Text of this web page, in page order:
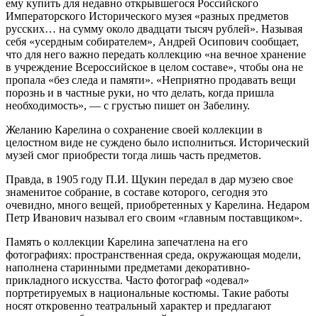
ему купить для недавно открывшегося Российского
Императорского Исторического музея «разных предметов
русских… на сумму около двадцати тысяч рублей». Называя
себя «усердным собирателем», Андрей Осипович сообщает,
что для него важно передать коллекцию «на вечное хранение
в учреждение Всероссийское в целом составе», чтобы она не
пропала «без следа и памяти». «Неприятно продавать вещи
порознь и в частные руки, но что делать, когда пришла
необходимость», — с грустью пишет он Забелину.
Желанию Карелина о сохранение своей коллекции в
целостном виде не суждено было исполниться. Исторический
музей смог приобрести тогда лишь часть предметов.
Правда, в 1905 году П.И. Щукин передал в дар музею свое
знаменитое собрание, в составе которого, сегодня это
очевидно, много вещей, приобретенных у Карелина. Недаром
Петр Иванович называл его своим «главным поставщиком».
Память о коллекции Карелина запечатлена на его
фотографиях: пространственная среда, окружающая модели,
наполнена старинными предметами декоративно-
прикладного искусства. Часто фотограф «одевал»
портретируемых в национальные костюмы. Такие работы
носят откровенно театральный характер и предлагают